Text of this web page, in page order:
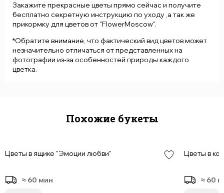
Закажите прекрасные цветы прямо сейчас и получите
бесплатно секретную инструкцию по уходу ,а так же
прикормку для цветов от "FlowerMoscow".
*Обратите внимание, что фактический вид цветов может
незначительно отличаться от представленных на
фотографии из-за особенностей природы каждого
цветка.
Похожие букеты
Цветы в ящике "Эмоции любви"
≈ 60 мин
Цветы в
≈ 60